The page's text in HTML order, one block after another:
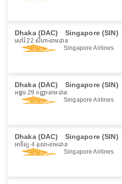
Dhaka (DAC) Singapore (SIN)
សៅរ៍ 22 សីហា តាមដាន
Singapore Airlines
Dhaka (DAC) Singapore (SIN)
អង្គារ 29 កញ្ញា តាមដាន
Singapore Airlines
Dhaka (DAC) Singapore (SIN)
អាទិត្យ 4 តុលា តាមដាន
Singapore Airlines